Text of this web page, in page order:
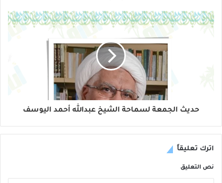
حديث الجمعة لسماحة الشيخ عبدالله أحمد اليوسف
اترك تعليقاً
نص التعليق